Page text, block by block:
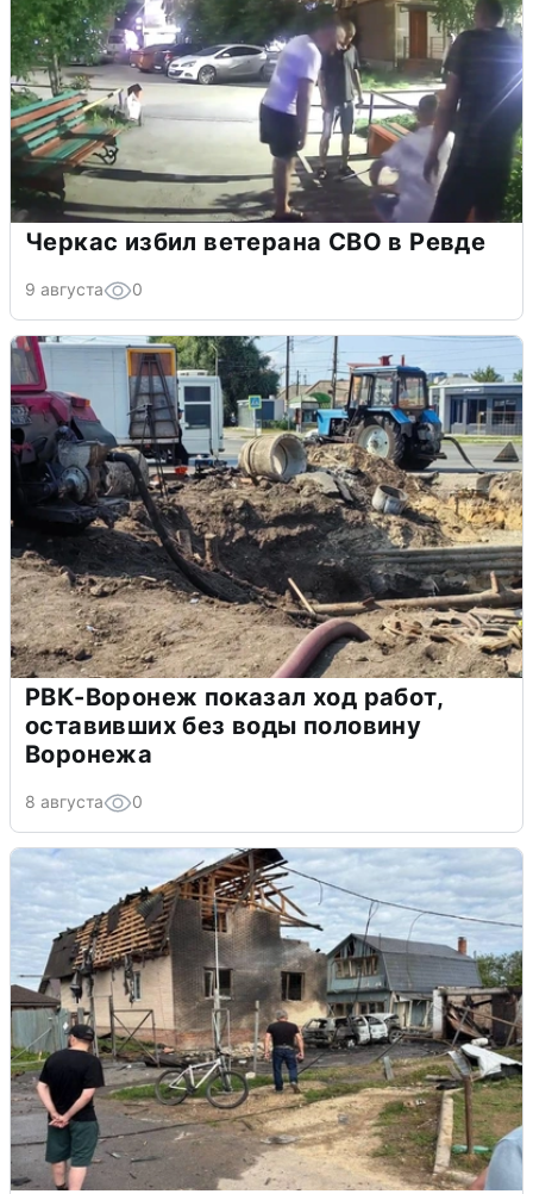
Черкас избил ветерана СВО в Ревде
9 августа 0
РВК-Воронеж показал ход работ,
оставивших без воды половину
Воронежа
8 августа 0